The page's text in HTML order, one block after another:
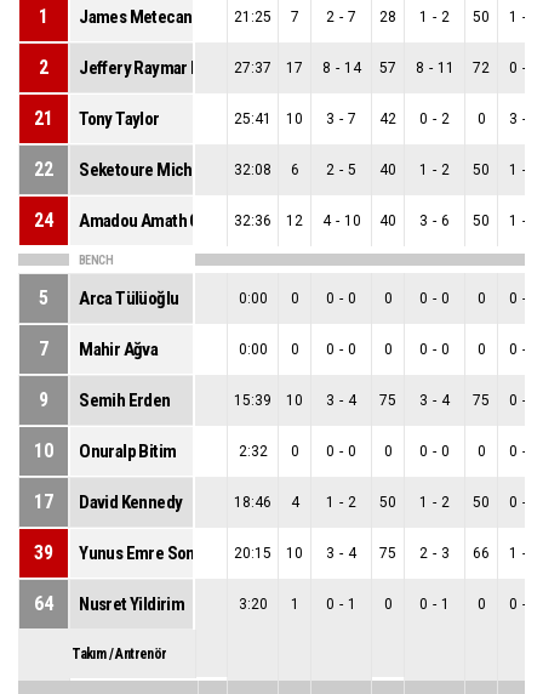
1 James Metecan Birsen21:25 7 2 - 7 28 1 - 2 50 1 -
2 27:37 17 8 - 14 57 8 - 11 72 0 -
21 Tony Taylor 25:41 10 3 - 7 42 0 - 2 0 3 -
22 32:08 6 2 - 5 40 1 - 2 50 1 -
24 32:36 12 4 - 10 40 3 - 6 50 1 -
BENCH
5 Arca Tülüoğlu 0:00 0 0 - 0 0 0 - 0 0 0 -
7 Mahir Ağva 0:00 0 0 - 0 0 0 - 0 0 0 -
9 Semih Erden 15:39 10 3 - 4 75 3 - 4 75 0 -
10 Onuralp Bitim 2:32 0 0 - 0 0 0 - 0 0 0 -
17 David Kennedy 18:46 4 1 - 2 50 1 - 2 50 0 -
39 20:15 10 3 - 4 75 2 - 3 66 1 -
64 Nusret Yildirim 3:20 1 0 - 1 0 0 - 1 0 0 -
Takım / Antrenör